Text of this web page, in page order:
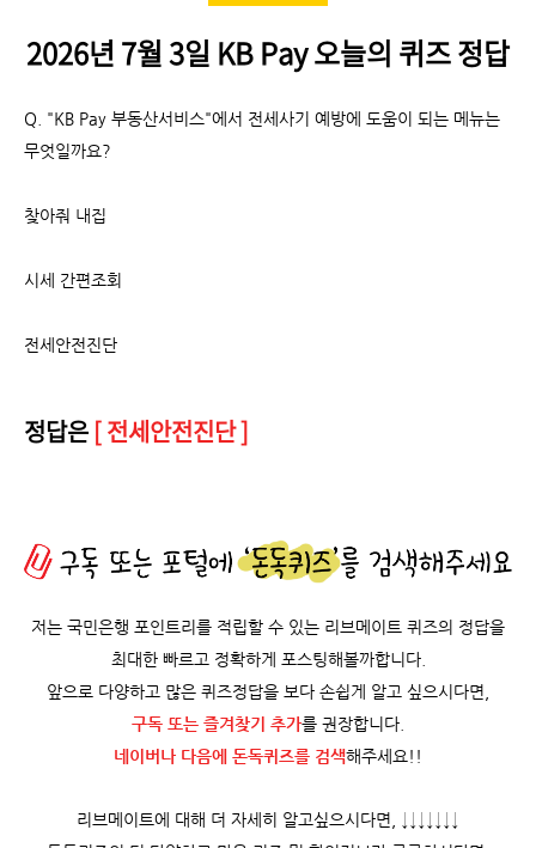
2026년 7월 3일 KB Pay 오늘의 퀴즈 정답
Q. "KB Pay 부동산서비스"에서 전세사기 예방에 도움이 되는 메뉴는
무엇일까요?
찾아줘 내집
시세 간편조회
전세안전진단
정답은 [ 전세안전진단 ]
저는 국민은행 포인트리를 적립할 수 있는 리브메이트 퀴즈의 정답을
최대한 빠르고 정확하게 포스팅해볼까합니다.
앞으로 다양하고 많은 퀴즈정답을 보다 손쉽게 알고 싶으시다면,
구독 또는 즐겨찾기 추가를 권장합니다.
네이버나 다음에 돈독퀴즈를 검색해주세요!!
리브메이트에 대해 더 자세히 알고싶으시다면, ↓↓↓↓↓↓↓